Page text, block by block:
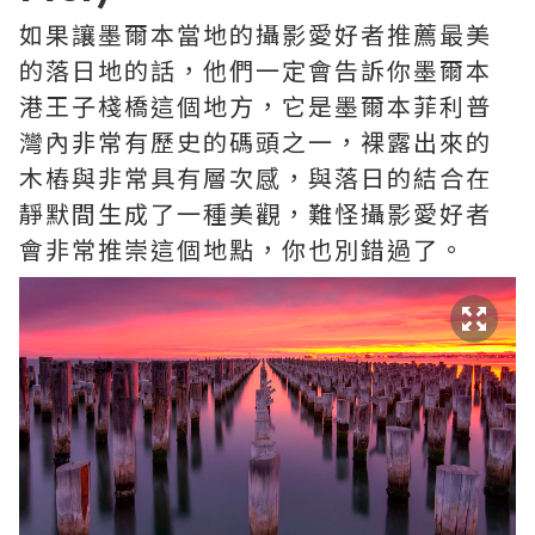
如果讓墨爾本當地的攝影愛好者推薦最美
的落日地的話，他們一定會告訴你墨爾本
港王子棧橋這個地方，它是墨爾本菲利普
灣內非常有歷史的碼頭之一，裸露出來的
木樁與非常具有層次感，與落日的結合在
靜默間生成了一種美觀，難怪攝影愛好者
會非常推崇這個地點，你也別錯過了。